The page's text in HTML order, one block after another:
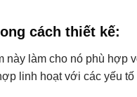
cách thiết kế:
này làm cho nó phù hợp
linh hoạt với các yếu